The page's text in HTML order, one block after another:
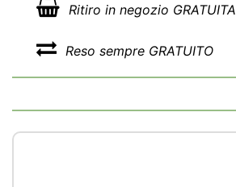
Ritiro in negozio GRATUITA
Reso sempre GRATUITO